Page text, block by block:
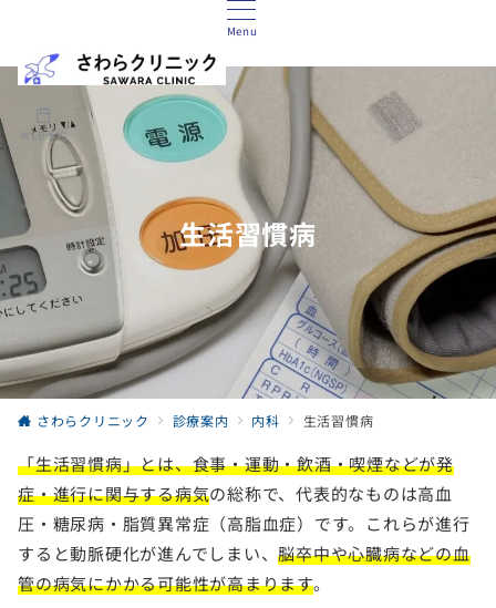
Menu
WEB予約
生活習慣病
さわらクリニック 診療案内 内科 生活習慣病
「生活習慣病」とは、食事・運動・飲酒・喫煙などが発
症・進行に関与する病気の総称で、代表的なものは高血
圧・糖尿病・脂質異常症（高脂血症）です。これらが進行
すると動脈硬化が進んでしまい、脳卒中や心臓病などの血
管の病気にかかる可能性が高まります。